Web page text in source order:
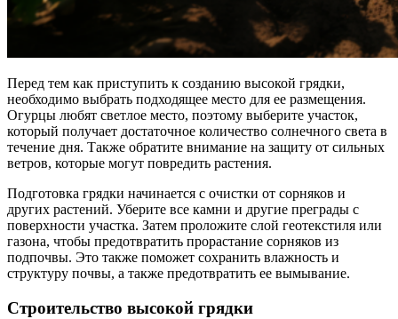
Перед тем как приступить к созданию высокой грядки,
необходимо выбрать подходящее место для ее размещения.
Огурцы любят светлое место, поэтому выберите участок,
который получает достаточное количество солнечного света в
течение дня. Также обратите внимание на защиту от сильных
ветров, которые могут повредить растения.
Подготовка грядки начинается с очистки от сорняков и
других растений. Уберите все камни и другие преграды с
поверхности участка. Затем проложите слой геотекстиля или
газона, чтобы предотвратить прорастание сорняков из
подпочвы. Это также поможет сохранить влажность и
структуру почвы, а также предотвратить ее вымывание.
Строительство высокой грядки